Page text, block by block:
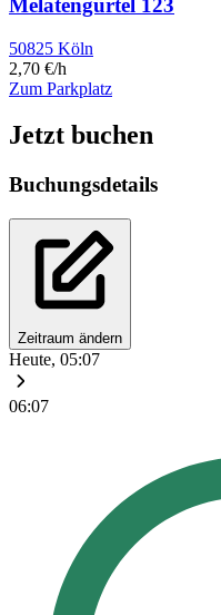
Melatengürtel 123
50825 Köln
2,70 €/h
Zum Parkplatz
Jetzt buchen
Buchungsdetails
Zeitraum ändern
Heute, 05:07
06:07